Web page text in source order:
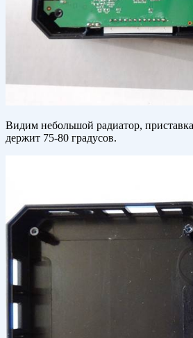
Видим небольшой радиатор,
держит 75-80 градусов.